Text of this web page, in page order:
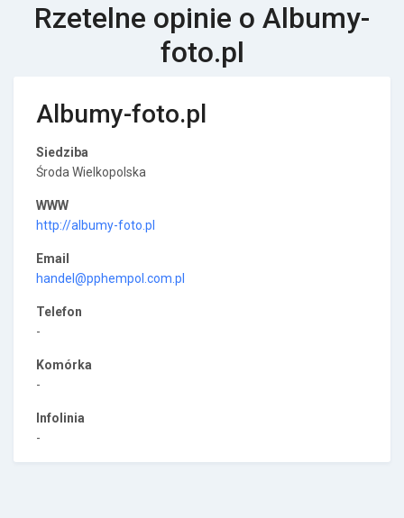
Rzetelne opinie o Albumy-
foto.pl
Albumy-foto.pl
Siedziba
Środa Wielkopolska
WWW
http://albumy-foto.pl
Email
handel@pphempol.com.pl
Telefon
-
Komórka
-
Infolinia
-